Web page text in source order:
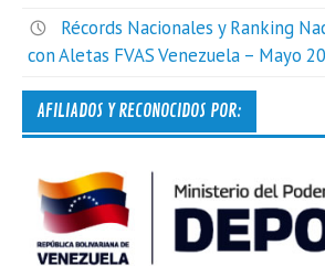
Récords Nacionales y Ranking
con Aletas FVAS Venezuela – Mayo
AFILIADOS Y RECONOCIDOS POR: